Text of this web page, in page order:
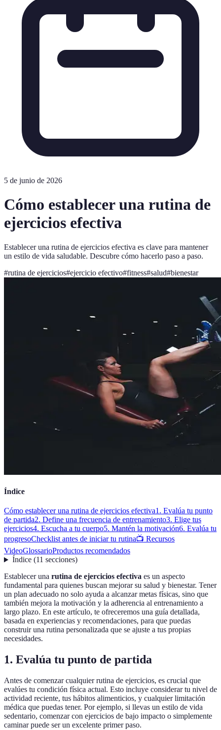
5 de junio de 2026
Cómo establecer una rutina de
ejercicios efectiva
Establecer una rutina de ejercicios efectiva es clave para mantener
un estilo de vida saludable. Descubre cómo hacerlo paso a paso.
#rutina de ejercicios#ejercicio efectivo#fitness#salud#bienestar
Índice
Cómo establecer una rutina de ejercicios efectiva1. Evalúa tu punto
de partida2. Define una frecuencia de entrenamiento3. Elige tus
ejercicios4. Escucha a tu cuerpo5. Mantén la motivación6. Evalúa tu
progresoChecklist antes de iniciar tu rutina📺 Recursos
VideoGlossarioProductos recomendados
Índice(11 secciones)
Establecer una rutina de ejercicios efectiva es un aspecto
fundamental para quienes buscan mejorar su salud y bienestar. Tener
un plan adecuado no solo ayuda a alcanzar metas físicas, sino que
también mejora la motivación y la adherencia al entrenamiento a
largo plazo. En este artículo, te ofreceremos una guía detallada,
basada en experiencias y recomendaciones, para que puedas
construir una rutina personalizada que se ajuste a tus propias
necesidades.
1. Evalúa tu punto de partida
Antes de comenzar cualquier rutina de ejercicios, es crucial que
evalúes tu condición física actual. Esto incluye considerar tu nivel de
actividad reciente, tus hábitos alimenticios, y cualquier limitación
médica que puedas tener. Por ejemplo, si llevas un estilo de vida
sedentario, comenzar con ejercicios de bajo impacto o simplemente
caminar puede ser un excelente primer paso.